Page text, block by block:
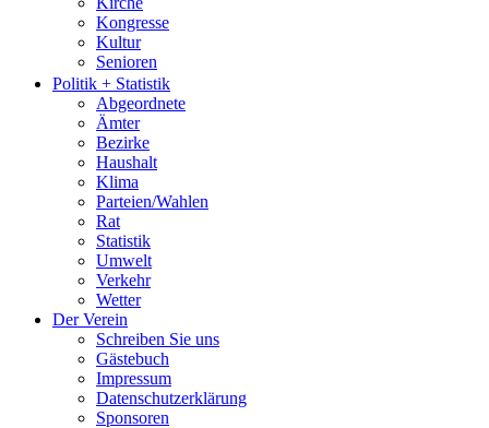
Kongresse
Kultur
Senioren
Stadtführer
Straßen
Politik + Statistik
Abgeordnete
Ämter
Bezirke
Haushalt
Klima
Parteien/Wahlen
Rat
Statistik
Umwelt
Verkehr
Wetter
Der Verein
Schreiben Sie uns
Gästebuch
Impressum
Datenschutzerklärung
Sponsoren